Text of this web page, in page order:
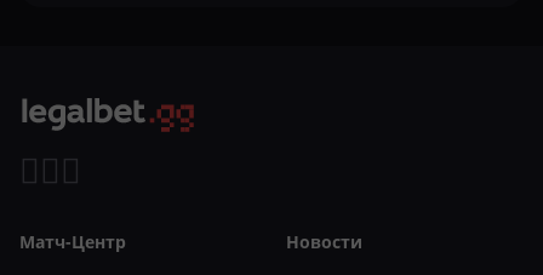
Матч-Центр
Новости